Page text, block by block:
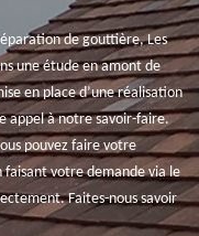
de gouttière, Les
une étude en amont de
en place d’une réalisation
appel à notre savoir-faire.
pouvez faire votre
votre demande via le
Faites-nous savoir